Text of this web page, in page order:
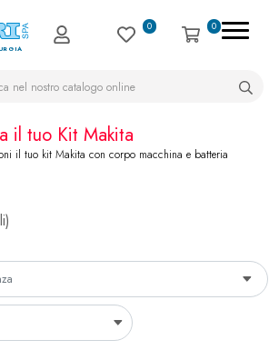
0 0
il tuo Kit Makita
il tuo kit Makita con corpo macchina e batteria